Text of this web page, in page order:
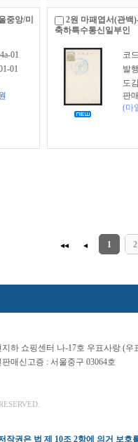
중앙/미
01
01
2원 마패엽서(관백
축하특수통신일부인
코
발
도
판
(마
◀◀ ◀ 1 2
하 쇼핑센터 나-17호 우표사랑 (우
판매신고증 : 서울중구 03064호
권은 법 제 10조 2항에 의거 보호